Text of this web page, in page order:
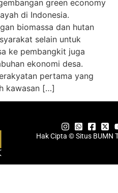
green economy
di Indonesia.
biomassa dan hutan
selain untuk
ke pembangkit juga
ekonomi desa.
pertama yang
kawasan […]
Hak Cipta © Situs BUMN